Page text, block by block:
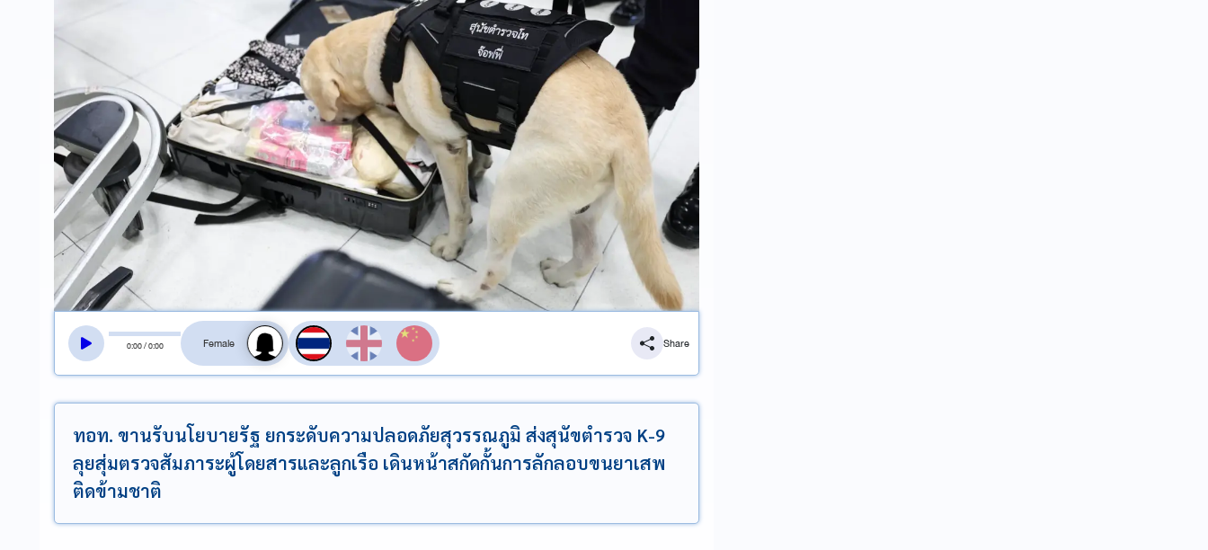
0:00/0:00
สลับเสียงอ่าน
Share
ทอท. ขานรับนโยบายรัฐ ยกระดับความปลอดภัยสุวรรณภูมิ ส่งสุนัขตำรวจ K-9
ลุยสุ่มตรวจสัมภาระผู้โดยสารและลูกเรือ เดินหน้าสกัดกั้นการลักลอบขนยาเสพ
ติดข้ามชาติ